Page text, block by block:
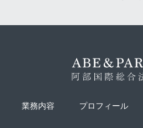
業務内容 プロフィール